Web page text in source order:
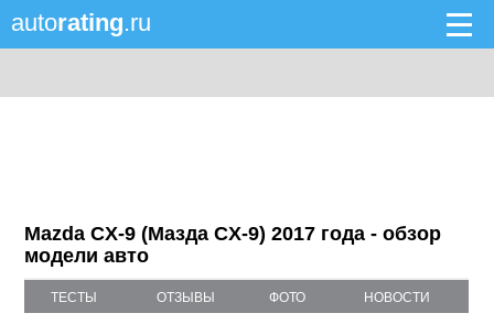
autorating.ru
Mazda CX-9 (Мазда CX-9) 2017 года - обзор
модели авто
ТЕСТЫ ОТЗЫВЫ ФОТО НОВОСТИ